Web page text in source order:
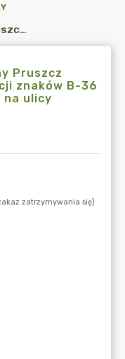
PETYCJA NR 5 DO WÓJTA GMINY PRUSZCZ GDAŃSKI DOTYCZĄCA LIKWIDACJI ZNAKÓW B-36 (ZAKAZ ZATRZYMYWANIA SIĘ) NA ULICY KWIATOWEJ W ŻUŁAWIE
Pruszcz
znaków B-36
na ulicy